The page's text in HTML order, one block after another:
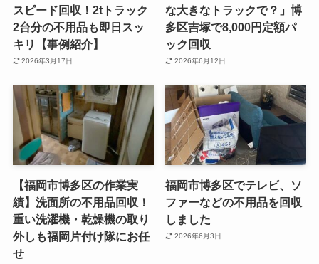
スピード回収！2tトラック
2台分の不用品も即日スッ
キリ【事例紹介】
2026年3月17日
な大きなトラックで？」博
多区吉塚で8,000円定額パ
ック回収
2026年6月12日
【福岡市博多区の作業実
績】洗面所の不用品回収！
重い洗濯機・乾燥機の取り
外しも福岡片付け隊にお任
せ
福岡市博多区でテレビ、ソ
ファーなどの不用品を回収
しました
2026年6月3日